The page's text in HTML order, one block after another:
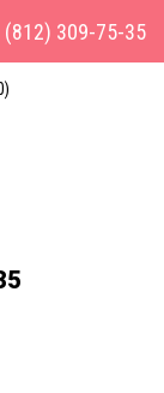
)
(812) 309-75-35